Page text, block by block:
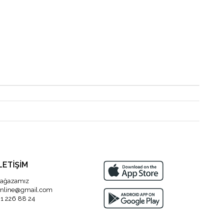
226 88 24